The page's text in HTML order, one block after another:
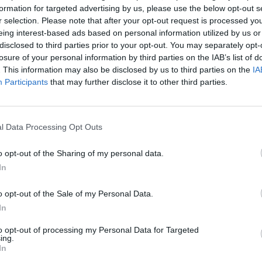
for targeted advertising by us, please use the below opt-out
selection. Please note that after your opt-out request is processed
interest-based ads based on personal information utilized by us
to third parties prior to your opt-out. You may separately
of your personal information by third parties on the IAB’s list of
This information may also be disclosed by us to third parties on the
Participants that may further disclose it to other third parties.
Data Processing Opt Outs
opt-out of the Sharing of my personal data.
opt-out of the Sale of my Personal Data.
opt-out of processing my Personal Data for Targeted
és a magyar kötvénypiacok átalakulása izgalmas
számára. 2026. június 24-én online befektetői
a magyar deviza megerősödése mögött, és mire
a háttérben, vagy más fundamentális tényezők is
24-i Signature befektetői klubon részletesen megvizsgáljuk,
portfolio.hu hírarchívumához tartozik, melynek olvasása